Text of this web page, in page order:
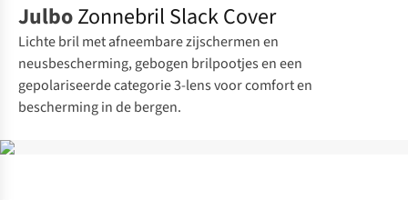
JulboZonnebril Slack Cover
Lichte bril met afneembare zijschermen en
neusbescherming, gebogen brilpootjes en een
gepolariseerde categorie 3-lens voor comfort en
bescherming in de bergen.